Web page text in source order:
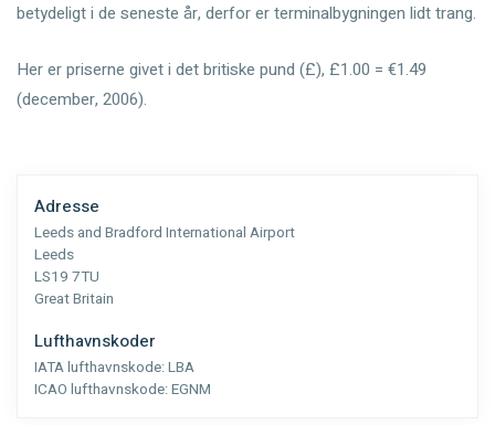
betydeligt i de seneste år, derfor er terminalbygningen lidt trang.
Her er priserne givet i det britiske pund (£), £1.00 = €1.49
(december, 2006).
Adresse
Leeds and Bradford International Airport
Leeds
LS19 7TU
Great Britain
Lufthavnskoder
IATA lufthavnskode:LBA
ICAO lufthavnskode:EGNM